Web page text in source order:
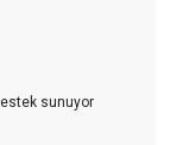
sunuyor